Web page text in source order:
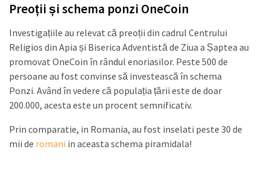
Preoții și schema ponzi OneCoin
Investigațiile au relevat că preoții din cadrul Centrului
Religios din Apia și Biserica Adventistă de Ziua a Șaptea au
promovat OneCoin în rândul enoriasilor. Peste 500 de
persoane au fost convinse să investească în schema
Ponzi. Având în vedere că populația țării este de doar
200.000, acesta este un procent semnificativ.
Prin comparatie, in Romania, au fost inselati peste 30 de
mii de romani in aceasta schema piramidala!